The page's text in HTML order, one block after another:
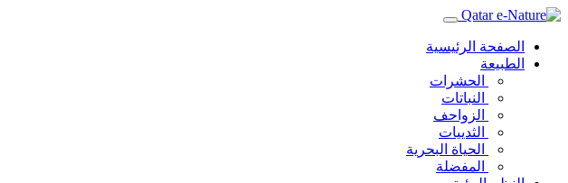
الصفحة الرئيسية
الطبيعة
الحشرات
النباتات
الزواحف
الثدييات
الحياة البحرية
المفضلة